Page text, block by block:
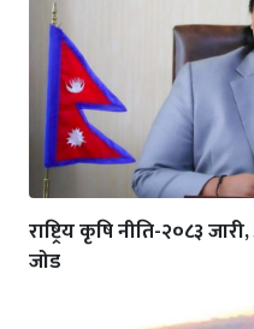
राष्ट्रिय कृषि नीति-२०८३
जोड